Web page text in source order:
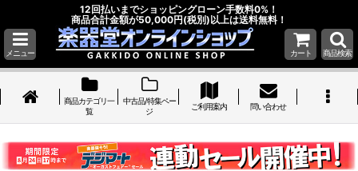
12回払いまでショッピングローン手数料0%！
商品合計金額が50,000円(税別)以上は送料無料！
メニュー カート 商品検索
商品カテゴリ一
覧
中古品/特集ペー
ジ
ご利用案内 問い合わせ